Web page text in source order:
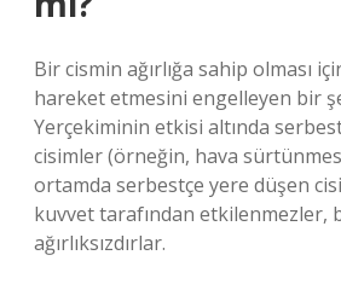
Bir cismin ağırlığa sahip olması
hareket etmesini engelleyen bir
Yerçekiminin etkisi altında
cisimler (örneğin, hava
ortamda serbestçe yere düşen
kuvvet tarafından etkilenmezler,
ağırlıksızdırlar.